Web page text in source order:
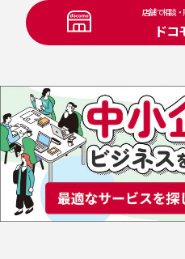
店舗で相談
ドコ